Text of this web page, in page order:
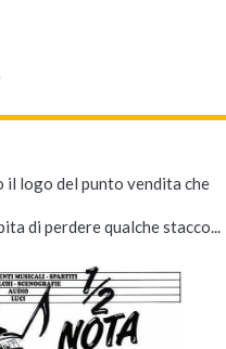
logo del punto vendita che
di perdere qualche stacco...